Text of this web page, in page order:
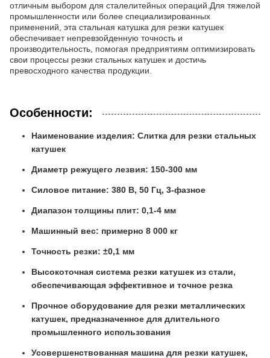
отличным выбором для сталелитейных операций.Для тяжелой
промышленности или более специализированных
применений, эта стальная катушка для резки катушек
обеспечивает непревзойденную точность и
производительность, помогая предприятиям оптимизировать
свои процессы резки стальных катушек и достичь
превосходного качества продукции.
Особенности:
Наименование изделия: Слитка для резки стальных
катушек
Диаметр режущего лезвия: 150-300 мм
Силовое питание: 380 В, 50 Гц, 3-фазное
Диапазон толщины плит: 0,1-4 мм
Машинный вес: примерно 8 000 кг
Точность резки: ±0,1 мм
Высокоточная система резки катушек из стали,
обеспечивающая эффективное и точное резка
Прочное оборудование для резки металлических
катушек, предназначенное для длительного
промышленного использования
Усовершенствованная машина для резки катушек,